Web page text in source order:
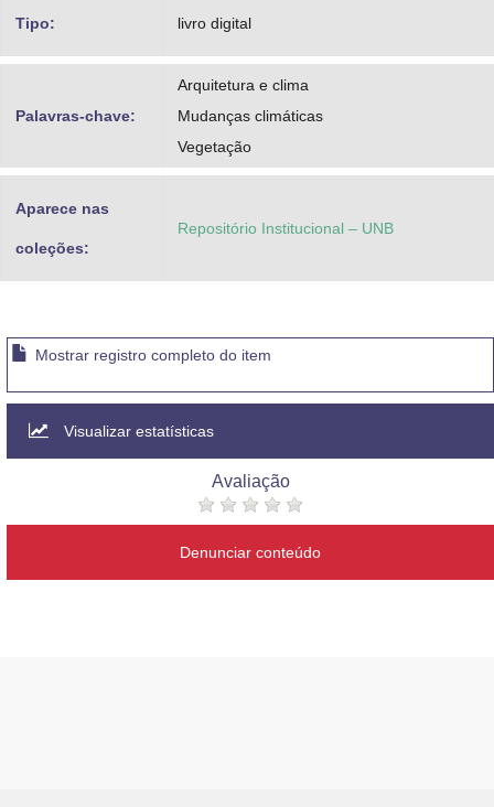
Tipo: livro digital
Palavras-chave:
Arquitetura e clima
Mudanças climáticas
Vegetação
Aparece nas
coleções:
Repositório Institucional – UNB
Mostrar registro completo do item
Visualizar estatísticas
Avaliação
Denunciar conteúdo